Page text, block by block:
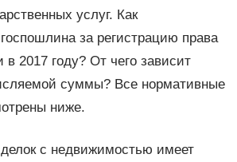
услуг. Как
за регистрацию права
в 2017 году? От чего зависит
суммы? Все нормативные
ниже.
с недвижимостью имеет